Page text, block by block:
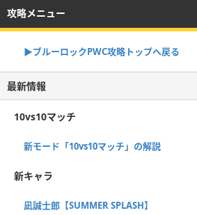
攻略メニュー
▶︎ブルーロックPWC攻略トップへ戻る
最新情報
10vs10マッチ
新モード「10vs10マッチ」の解説
新キャラ
凪誠士郎【SUMMER SPLASH】